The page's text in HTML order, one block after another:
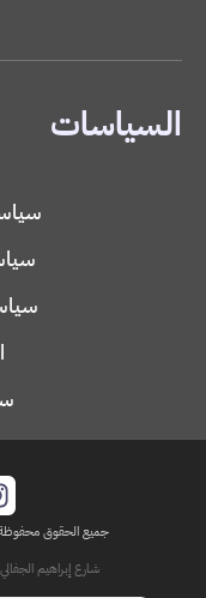
السياسات
جميع الحقوق محفوظة لشركة
شارع إبراهيم